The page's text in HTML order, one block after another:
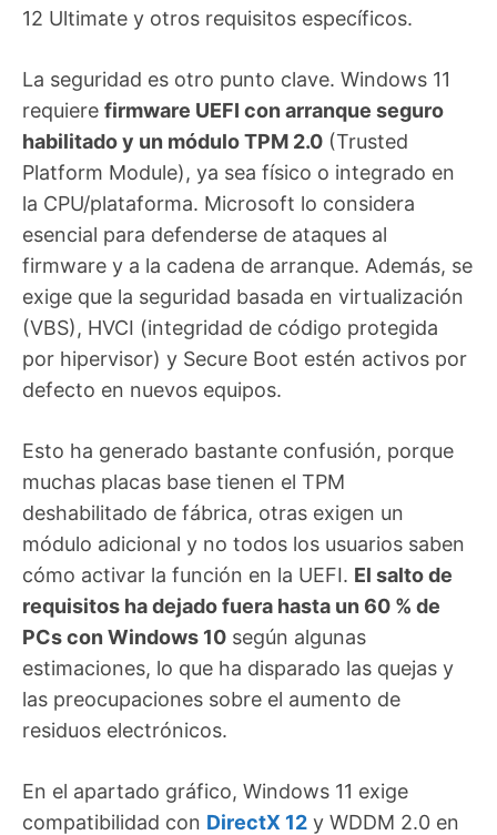
12 Ultimate y otros requisitos específicos.
La seguridad es otro punto clave. Windows 11
requiere firmware UEFI con arranque seguro
habilitado y un módulo TPM 2.0 (Trusted
Platform Module), ya sea físico o integrado en
la CPU/plataforma. Microsoft lo considera
esencial para defenderse de ataques al
firmware y a la cadena de arranque. Además, se
exige que la seguridad basada en virtualización
(VBS), HVCI (integridad de código protegida
por hipervisor) y Secure Boot estén activos por
defecto en nuevos equipos.
Esto ha generado bastante confusión, porque
muchas placas base tienen el TPM
deshabilitado de fábrica, otras exigen un
módulo adicional y no todos los usuarios saben
cómo activar la función en la UEFI. El salto de
requisitos ha dejado fuera hasta un 60 % de
PCs con Windows 10 según algunas
estimaciones, lo que ha disparado las quejas y
las preocupaciones sobre el aumento de
residuos electrónicos.
En el apartado gráfico, Windows 11 exige
compatibilidad con DirectX 12 y WDDM 2.0 en